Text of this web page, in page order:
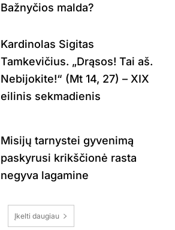
Bažnyčios malda?
Kardinolas Sigitas
Tamkevičius. „Drąsos! Tai aš.
Nebijokite!“ (Mt 14, 27) – XIX
eilinis sekmadienis
Misijų tarnystei gyvenimą
paskyrusi krikščionė rasta
negyva lagamine
Įkelti daugiau